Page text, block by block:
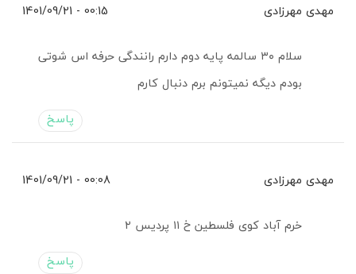
مهدی مهرزادی 00:15 - 1401/09/21
سلام ۳۰ سالمه پایه دوم دارم رانندگی حرفه اس شوتی
بودم دیگه نمیتونم برم دنبال کارم
پاسخ
مهدی مهرزادی 00:08 - 1401/09/21
خرم آباد کوی فلسطین خ ۱۱ پردیس ۲
پاسخ